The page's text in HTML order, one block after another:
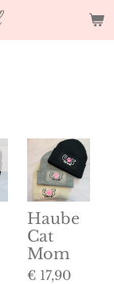
Haube
Cat
Mom
€ 17,90